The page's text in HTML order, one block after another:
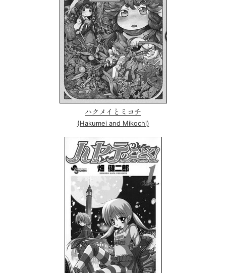
ハクメイとミコチ
(Hakumei and Mikochi)